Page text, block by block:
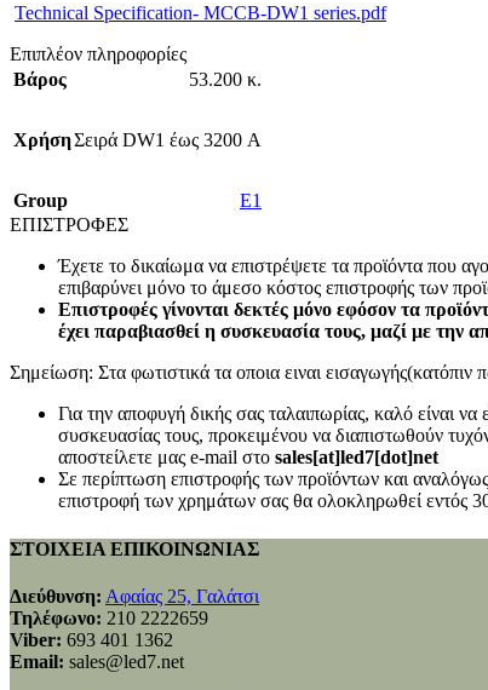
Technical Specification- MCCB-DW1 series.pdf
Επιπλέον πληροφορίες
Βάρος
53.200 κ.
ΧρήσηΣειρά DW1 έως 3200 А
Group
E1
ΕΠΙΣΤΡΟΦΕΣ
Έχετε το δικαίωμα να επιστρέψετε τα προϊόντα που
επιβαρύνει μόνο το άμεσο κόστος επιστροφής των
Επιστροφές γίνονται δεκτές μόνο εφόσον τα
έχει παραβιασθεί η συσκευασία τους, μαζί με την
Σημείωση: Στα φωτιστικά τα οποια ειναι εισαγωγής(κατόπιν
Για την αποφυγή δικής σας ταλαιπωρίας, καλό είναι
συσκευασίας τους, προκειμένου να διαπιστωθούν
αποστείλετε μας e-mail στο sales[at]led7[dot]net
Σε περίπτωση επιστροφής των προϊόντων και
επιστροφή των χρημάτων σας θα ολοκληρωθεί εντός
ΣΤΟΙΧΕΙΑ ΕΠΙΚΟΙΝΩΝΙΑΣ
Διεύθυνση: Αφαίας 25, Γαλάτσι
Τηλέφωνο: 210 2222659
Viber: 693 401 1362
Email: sales@led7.net